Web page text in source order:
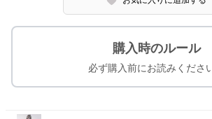
購入時のルール
必ず購入前にお読みくださ